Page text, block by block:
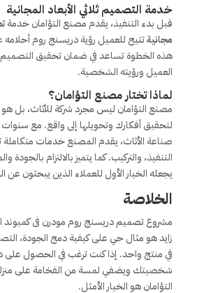
خدمة التصميم ثلاثي الأبعاد المجانية
قبل بدء التنفيذ، يقدم مصنع التؤامان خدمة
مجانيةتتيح للعميل رؤية دريسنج روم
هذه الخطوة تساعد في ضمان تحقيق التصميم
العميل ورؤيته الشخصية.
لماذا تختار مصنع التؤامان؟
مصنع التؤامان ليس مجرد شركة للأثاث، بل
لتحقيق أفكارك وتحويلها إلى واقع. مع
صناعة الأثاث، يقدم المصنع خدمات
التنفيذ، والتركيب. كما يتميز بالالتزام بالجودة
يجعله الخيار الأول للعملاء الذين يبحثون عن
الخلاصة
مشروع تصميم دريسنج روم مودرن فى كمبوند
زايد هو مثال حي على كيفية دمج الجودة،
في منتج واحد. إذا كنت ترغب في الحصول
شخصيتك ويضفي لمسة من الفخامة على
التؤامان هو الخيار الأمثل.